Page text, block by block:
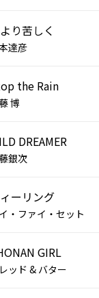
り苦しく
達彦
the Rain
博
DREAMER
銀次
ーリング
・ファイ・セット
GIRL
ッド & バター